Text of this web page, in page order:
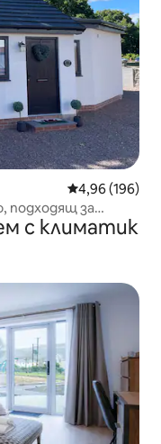
Средна
4,96 (196)
подходящ за
с климатик